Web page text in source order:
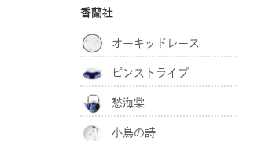
香蘭社
オーキッドレース
ピンストライプ
愁海棠
小鳥の詩